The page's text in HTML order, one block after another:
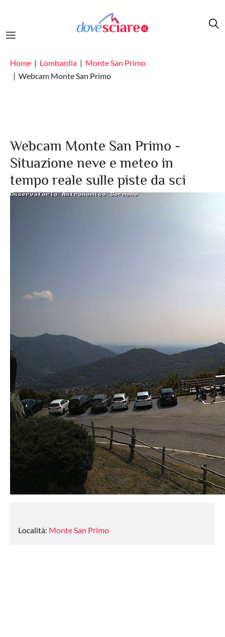
Home Lombardia
Monte San Primo
Webcam Monte San Primo
Webcam Monte San Primo -
Situazione neve e meteo in
tempo reale sulle piste da sci
Località: Monte San Primo